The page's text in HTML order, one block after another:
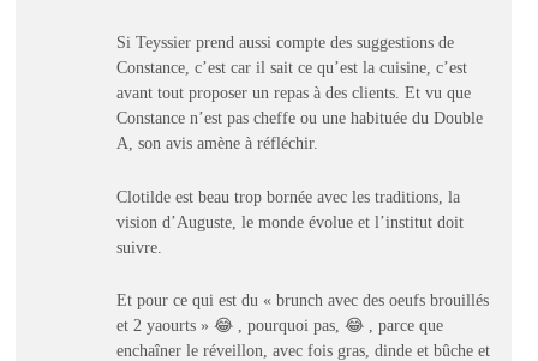
Si Teyssier prend aussi compte des suggestions de
Constance, c’est car il sait ce qu’est la cuisine, c’est
avant tout proposer un repas à des clients. Et vu que
Constance n’est pas cheffe ou une habituée du Double
A, son avis amène à réfléchir.
Clotilde est beau trop bornée avec les traditions, la
vision d’Auguste, le monde évolue et l’institut doit
suivre.
Et pour ce qui est du « brunch avec des oeufs brouillés
et 2 yaourts » 😂 , pourquoi pas, 😂 , parce que
enchaîner le réveillon, avec fois gras, dinde et bûche et